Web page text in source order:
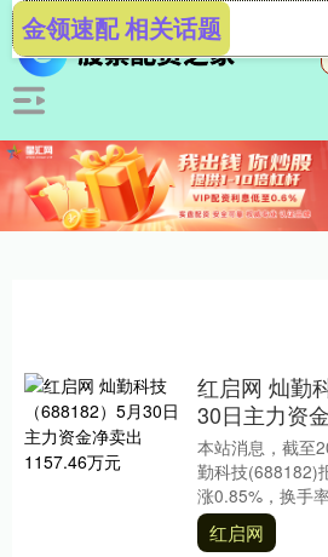
金领速配 相关话题
红启网 灿勤
30日主力资
本站消息，截至
勤科技(688182)
涨0.85%，换手
手，成交额1.49亿
红启网